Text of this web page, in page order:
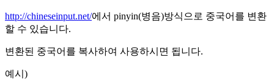
http://chineseinput.net/에서 pinyin(병음)방식으로 중국어를 변환
할 수 있습니다.
변환된 중국어를 복사하여 사용하시면 됩니다.
예시)